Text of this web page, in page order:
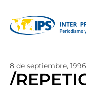
8 de septiembre, 1996
/